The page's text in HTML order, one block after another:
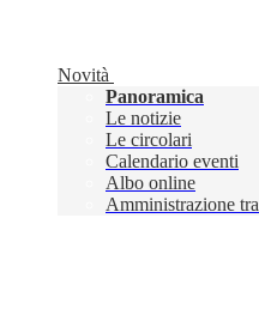
Novità
Panoramica
Le notizie
Le circolari
Calendario eventi
Albo online
Amministrazione